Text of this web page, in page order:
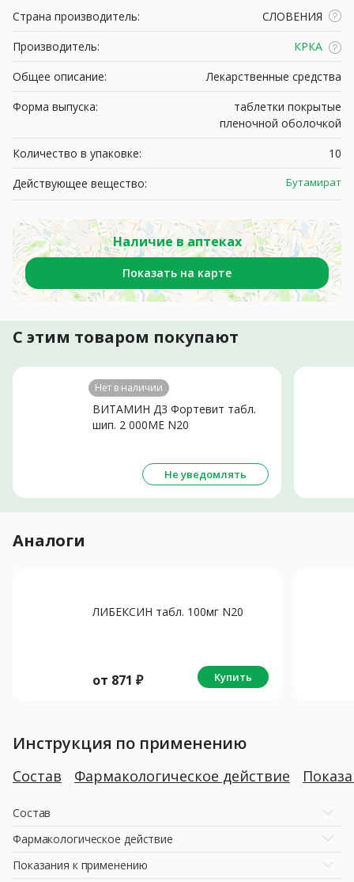
Страна производитель:
СЛОВЕНИЯ
Производитель:
КРКА
Общее описание:
Лекарственные средства
Форма выпуска:
таблетки покрытые
пленочной оболочкой
Количество в упаковке:
10
Действующее вещество:
Бутамират
Наличие в аптеках
Показать на карте
С этим товаром покупают
Нет в наличии
ВИТАМИН Д3 Фортевит табл.
шип. 2 000МЕ N20
Не уведомлять
Аналоги
ЛИБЕКСИН табл. 100мг N20
от 871 ₽ Купить
Инструкция по применению
Состав Фармакологическое действие
Состав
Фармакологическое действие
Показания к применению